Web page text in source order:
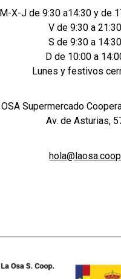
M-X-J de 9:30 a14:30 y de
V de 9:30 a 21:30
S de 9:30 a 14:30
D de 10:00 a
Lunes y festivos
Supermercado
Av. de Asturias,
hola@laosa.coop